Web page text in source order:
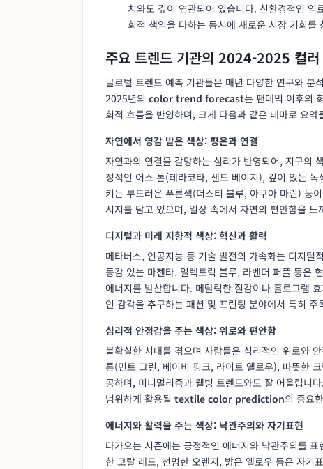
치와도 깊이 연관되어 있습니다. 친환경적인
회적 책임을 다하는 동시에 새로운 시장 기회를
주요 트렌드 기관의 2024-2025 컬러
글로벌 트렌드 예측 기관들은 매년 다양한 연구와
2025년의 color trend forecast는 팬데믹 이후의
회적 흐름을 반영하며, 크게 다음과 같은 테마로 요약
자연에서 영감 받은 색상: 평온과 연결
자연과의 연결을 갈망하는 심리가 반영되어, 지구의
정적인 어스 톤(테라코타, 샌드 베이지), 깊이 있는
키는 부드러운 푸른색(더스티 블루, 아쿠아 마린) 등
시지를 담고 있으며, 일상 속에서 자연의 편안함을
디지털과 미래 지향적 색상: 혁신과 활력
메타버스, 인공지능 등 기술 발전의 가속화는 디지털
동감 있는 마젠타, 일렉트릭 블루, 라벤더 퍼플 등은
에너지를 발산합니다. 메탈릭한 질감이나 홀로그램
인 감각을 추구하는 패션 및 프린팅 분야에서 특히 주
심리적 안정감을 주는 색상: 위로와 편안함
불확실한 시대를 겪으며 사람들은 심리적인 위로와
톤(민트 그린, 베이비 핑크, 라이트 옐로우), 따뜻한
공하며, 미니멀리즘과 웰빙 트렌드와도 잘 어울립니
범위하게 활용될 textile color prediction의 중요
에너지와 활력을 주는 색상: 낙관주의와 자기표현
다가오는 시즌에는 긍정적인 에너지와 낙관주의를
한 코랄 레드, 선명한 오렌지, 밝은 옐로우 등은 자기